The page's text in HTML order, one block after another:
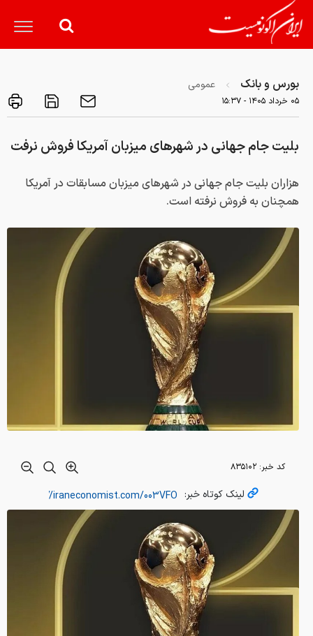
بورس و بانک عمومی
۰۵ خرداد ۱۴۰۵ - ۱۵:۳۷
بلیت جام جهانی در شهرهای میزبان آمریکا فروش نرفت
هزاران بلیت جام جهانی در شهرهای میزبان مسابقات در آمریکا
همچنان به فروش نرفته است.
کد خبر: ۸۳۵۱۰۲
لینک کوتاه خبر: